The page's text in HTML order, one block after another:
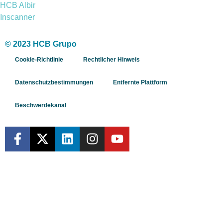
HCB Albir
Inscanner
© 2023 HCB Grupo
Cookie-Richtlinie Rechtlicher Hinweis
Datenschutzbestimmungen Entfernte Plattform
Beschwerdekanal